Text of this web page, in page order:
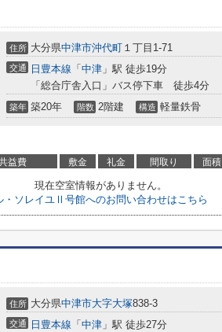
住所 大分県中津市沖代町 １丁目1-71
交通 日豊本線 「 中津 」駅 徒歩19分
「総合庁舎入口」バス停下車 徒歩4分
築年 築20年 階数 2階建 構造 軽量鉄骨
益費 敷金 礼金 間取り 面積
現在空室情報がありません。
・ソレイユⅡ号館へのお問い合わせはこちら
住所 大分県中津市大字大塚838-3
交通 日豊本線 「 中津 」駅 徒歩27分